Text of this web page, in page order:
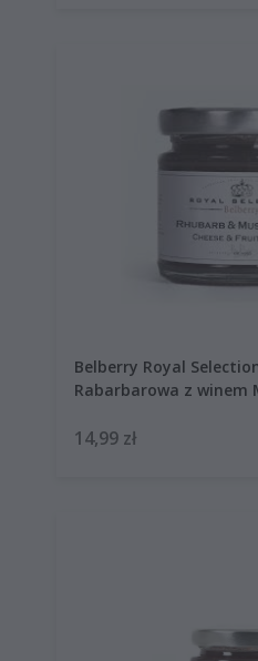
Belberry Royal
Rabarbarowa z winem
14,99 zł